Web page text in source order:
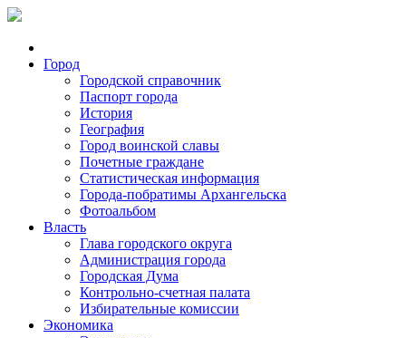
Город
Городской справочник
Паспорт города
История
География
Город воинской славы
Почетные граждане
Статистическая информация
Города-побратимы Архангельска
Фотоальбом
Власть
Глава городского округа
Администрация города
Городская Дума
Контрольно-счетная палата
Избирательные комиссии
Экономика